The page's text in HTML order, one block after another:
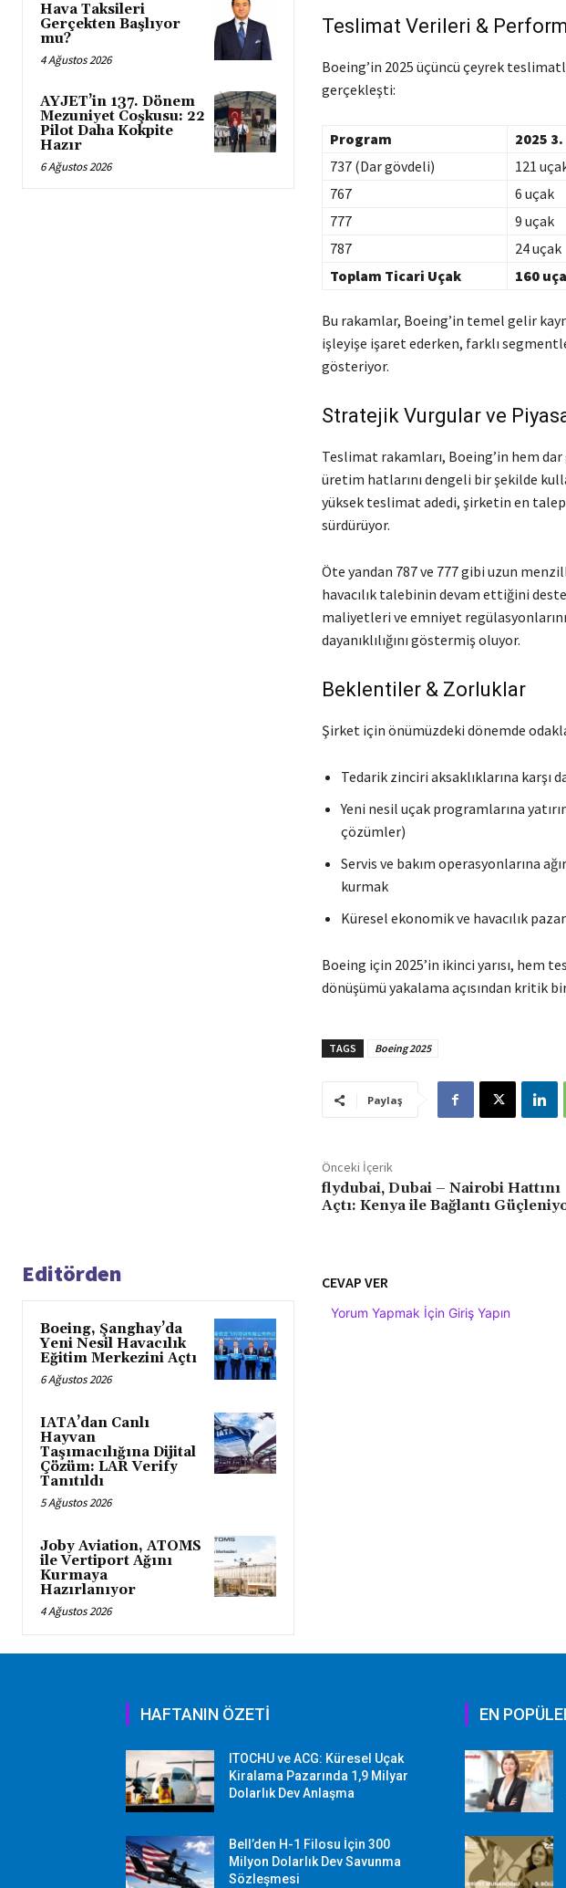
Hava Taksileri
Gerçekten Başlıyor
mu?
4 Ağustos 2026
AYJET’in 137. Dönem
Mezuniyet Coşkusu: 22
Pilot Daha Kokpite
Hazır
6 Ağustos 2026
Teslimat Verileri &
Boeing’in 2025 üçüncü çeyrek
gerçekleşti:
Program 2025
737 (Dar gövdeli)
121
767
6 uçak
777
9 uçak
787
24 uçak
Toplam Ticari Uçak
160
Bu rakamlar, Boeing’in temel gelir
işleyişe işaret ederken, farklı
gösteriyor.
Stratejik Vurgular ve
Teslimat rakamları, Boeing’in hem
üretim hatlarını dengeli bir şekilde
yüksek teslimat adedi, şirketin en
sürdürüyor.
Öte yandan 787 ve 777 gibi uzun
havacılık talebinin devam ettiğini
maliyetleri ve emniyet
dayanıklılığını göstermiş oluyor.
Beklentiler & Zorluklar
Şirket için önümüzdeki dönemde
Tedarik zinciri aksaklıklarına
Yeni nesil uçak programlarına
çözümler)
Servis ve bakım operasyonlarına
kurmak
Küresel ekonomik ve havacılık
Boeing için 2025’in ikinci yarısı, hem
dönüşümü yakalama açısından kritik
TAGS Boeing 2025
Paylaş
Önceki İçerik
flydubai, Dubai – Nairobi Hattını
Açtı: Kenya ile Bağlantı
Editörden
Boeing, Şanghay’da
Yeni Nesil Havacılık
Eğitim Merkezini Açtı
6 Ağustos 2026
IATA’dan Canlı
Hayvan
Taşımacılığına Dijital
Çözüm: LAR Verify
Tanıtıldı
5 Ağustos 2026
Joby Aviation, ATOMS
ile Vertiport Ağını
Kurmaya
Hazırlanıyor
4 Ağustos 2026
CEVAP VER
Yorum Yapmak İçin Giriş Yapın
HAFTANIN ÖZETİ
ITOCHU ve ACG: Küresel Uçak
Kiralama Pazarında 1,9 Milyar
Dolarlık Dev Anlaşma
Bell’den H-1 Filosu İçin 300
Milyon Dolarlık Dev Savunma
Sözleşmesi
EN